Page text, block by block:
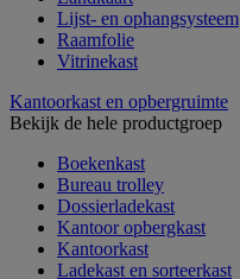
Lijst- en ophangsysteem
Raamfolie
Vitrinekast
Kantoorkast en opbergruimte
Bekijk de hele productgroep
Boekenkast
Bureau trolley
Dossierladekast
Kantoor opbergkast
Kantoorkast
Ladekast en sorteerkast